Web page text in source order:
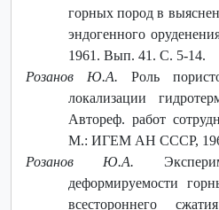
горных пород в
эндогенного
1961. Вып. 41. С. 5-14.
Розанов Ю.А. Роль
локализации
Автореф. работ
М.: ИГЕМ АН СССР,
Розанов Ю.А.
деформируемости
всестороннего